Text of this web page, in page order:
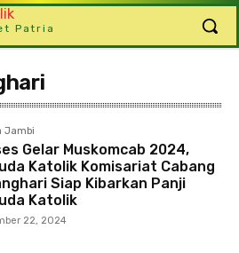
Patria
Jambi
Gelar Muskomcab 2024,
Katolik Komisariat Cabang
Siap Kibarkan Panji
Katolik
22, 2024